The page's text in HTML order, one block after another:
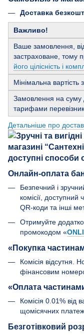
Доставка
Важливо!
Ваше замовлення,
застраховане, тому
його цілісність і
Мінімальна
Замовлення на суму
тарифами
Детальніше про
Онлайн-оплата
Безпечний і
комісії, доступний
QR-коди та інші
Отримуйте
промокодом «
«Покупка
Комісія відсутня.
фінансовим
«Оплата
Комісія 0.01% від
щомісячних
Безготівковий